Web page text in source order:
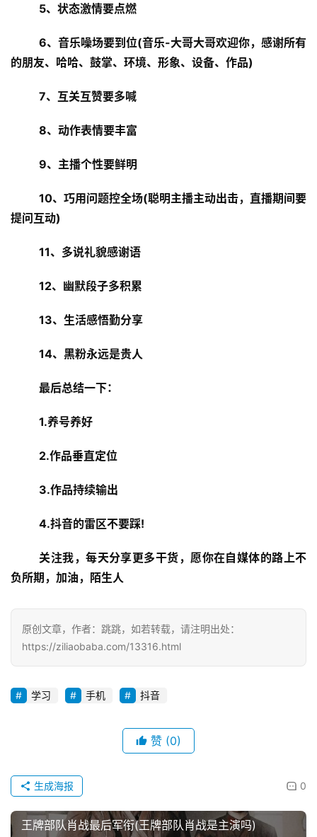
5、状态激情要点燃
6、音乐噪场要到位(音乐-大哥大哥欢迎你，感谢所有
的朋友、哈哈、鼓掌、环境、形象、设备、作品)
7、互关互赞要多喊
8、动作表情要丰富
9、主播个性要鲜明
10、巧用问题控全场(聪明主播主动出击，直播期间要
提问互动)
11、多说礼貌感谢语
12、幽默段子多积累
13、生活感悟勤分享
14、黑粉永远是贵人
最后总结一下：
1.养号养好
2.作品垂直定位
3.作品持续输出
4.抖音的雷区不要踩!
关注我，每天分享更多干货，愿你在自媒体的路上不
负所期，加油，陌生人
原创文章，作者：跳跳，如若转载，请注明出处：
https://ziliaobaba.com/13316.html
学习 手机 抖音
赞 (0)
0
生成海报
王牌部队肖战最后军衔(王牌部队肖战是主演吗)